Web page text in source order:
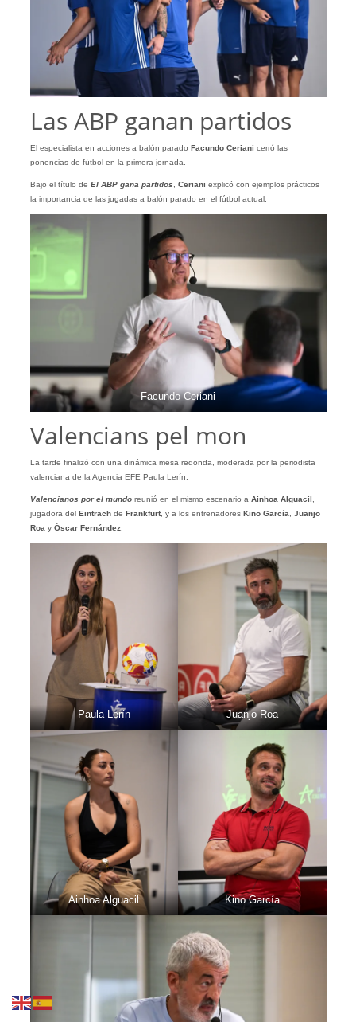
Las ABP ganan partidos
El especialista en acciones a balón parado Facundo Ceriani cerró las
ponencias de fútbol en la primera jornada.
Bajo el título de El ABP gana partidos Ceriani explicó con ejemplos prácticos
la importancia de las jugadas a balón parado en el fútbol actual.
Facundo Ceriani
Valencians pel mon
La tarde finalizó con una dinámica mesa redonda, moderada por la periodista
valenciana de la Agencia EFE Paula Lerín.
Valencianos por el mundoreunió en el mismo escenario a Ainhoa Alguacil ,
jugadora del
Eintrachde Frankfurt, y a los entrenadoresKino García, Juanjo
Roa y Óscar Fernández.
Paula Lerín Juanjo Roa
Ainhoa Alguacil Kino García